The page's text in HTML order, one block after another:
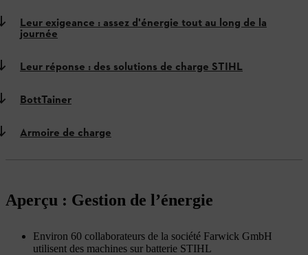
Leur exigeance : assez d'énergie tout au long de la
journée
Leur réponse : des solutions de charge STIHL
BottTainer
Armoire de charge
Aperçu : Gestion de l’énergie
Environ 60 collaborateurs de la société Farwick GmbH
utilisent des machines sur batterie STIHL